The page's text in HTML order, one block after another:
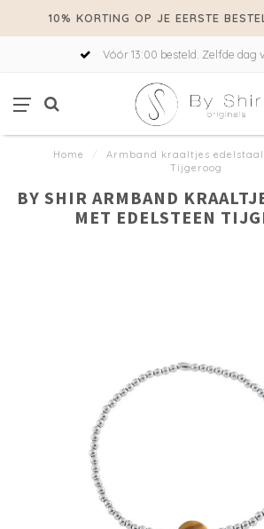
10% KORTING OP JE EERSTE
Vóór 13:00 besteld. Zelfde dag
Home /
Armband kraaltjes
Tijgeroog
BY SHIR ARMBAND
MET EDELSTEEN